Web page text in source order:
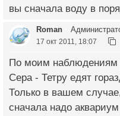
вы сначала воду в
Roman
17 окт 2011, 18:07
По моим наблюдениям
Сера - Тетру едят
Только в вашем
сначала надо